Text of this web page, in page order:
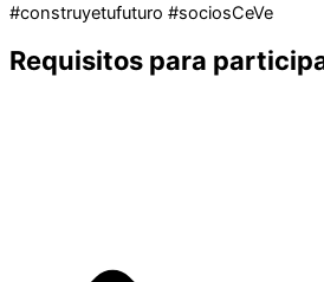
#construyetufuturo #sociosCeVe
Requisitos para